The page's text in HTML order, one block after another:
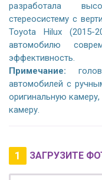
разработала
стереосистему с
Toyota Hilux (2015-
автомобилю
эффективность.
Примечание:
автомобилей с
оригинальную
камеру.
1 ЗАГРУЗИТЕ